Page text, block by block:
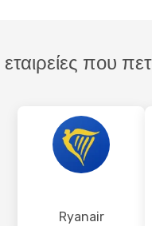
που
Ryanair